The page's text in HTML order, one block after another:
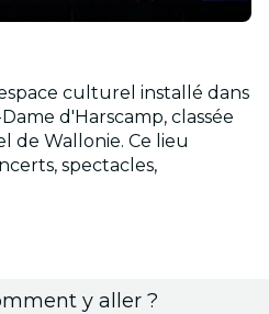
culturel installé dans
d'Harscamp, classée
de Wallonie. Ce lieu
spectacles,
y aller ?